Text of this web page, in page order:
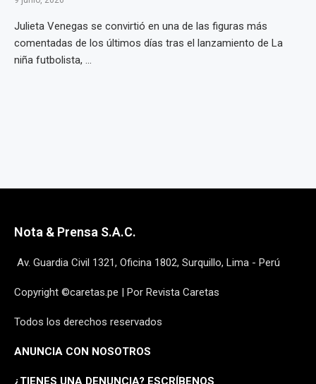
Julieta Venegas se convirtió en una de las figuras más
comentadas de los últimos días tras el lanzamiento de La
niña futbolista, ...
Nota & Prensa S.A.C.
Av. Guardia Civil 1321, Oficina 1802, Surquillo, Lima - Perú
Copyright ©caretas.pe | Por Revista Caretas
Todos los derechos reservados
ANUNCIA CON NOSOTROS
¿TIENES UNA DENUNCIA? ESCRÍBENOS